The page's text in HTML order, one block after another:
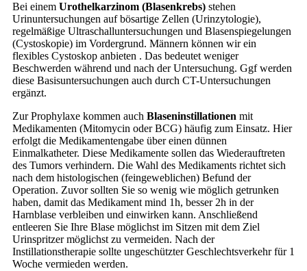
Bei einem Urothelkarzinom (Blasenkrebs)stehen
Urinuntersuchungen auf bösartige Zellen (Urinzytologie),
regelmäßige Ultraschalluntersuchungen und Blasenspiegelungen
(Cystoskopie) im Vordergrund. Männern können wir ein
flexibles Cystoskop anbieten . Das bedeutet weniger
Beschwerden während und nach der Untersuchung. Ggf werden
diese Basisuntersuchungen auch durch CT-Untersuchungen
ergänzt.
Zur Prophylaxe kommen auch Blaseninstillationen mit
Medikamenten (Mitomycin oder BCG) häufig zum Einsatz. Hier
erfolgt die Medikamentengabe über einen dünnen
Einmalkatheter. Diese Medikamente sollen das Wiederauftreten
des Tumors verhindern. Die Wahl des Medikaments richtet sich
nach dem histologischen (feingeweblichen) Befund der
Operation. Zuvor sollten Sie so wenig wie möglich getrunken
haben, damit das Medikament mind 1h, besser 2h in der
Harnblase verbleiben und einwirken kann. Anschließend
entleeren Sie Ihre Blase möglichst im Sitzen mit dem Ziel
Urinspritzer möglichst zu vermeiden. Nach der
Instillationstherapie sollte ungeschützter Geschlechtsverkehr für 1
Woche vermieden werden.